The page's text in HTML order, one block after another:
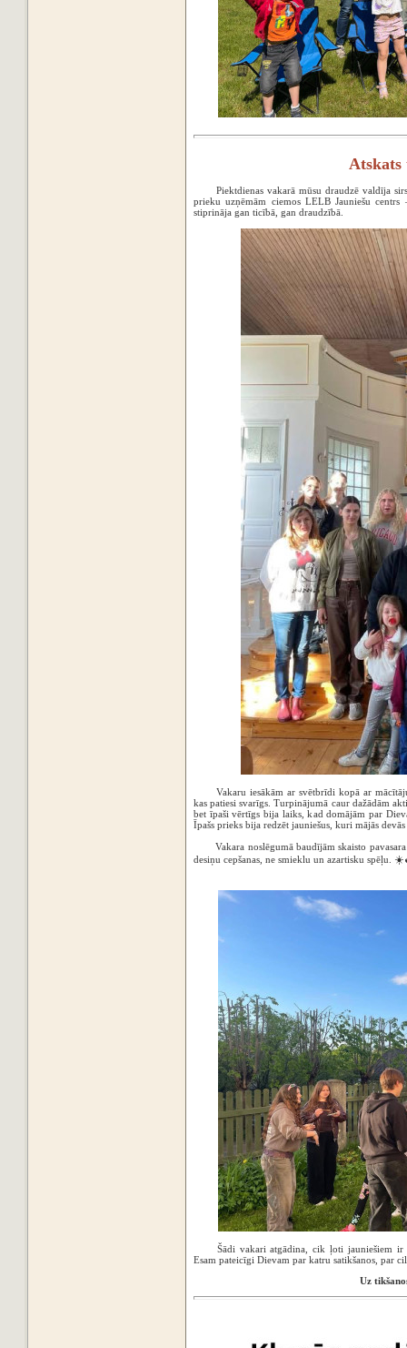
Atskats
Piektdienas vakarā mūsu draudzē valdīja
prieku uzņēmām ciemos LELB Jauniešu
stiprināja gan ticībā, gan draudzībā.
Vakaru iesākām ar svētbrīdi kopā ar
kas patiesi svarīgs. Turpinājumā caur dažādām
bet īpaši vērtīgs bija laiks, kad domājām par
Īpašs prieks bija redzēt jauniešus, kuri mājās
Vakara noslēgumā baudījām skaisto
desiņu cepšanas, ne smieklu un azartisku spēļu.
Šādi vakari atgādina, cik ļoti jauniešiem
Esam pateicīgi Dievam par katru satikšanos, par
Uz